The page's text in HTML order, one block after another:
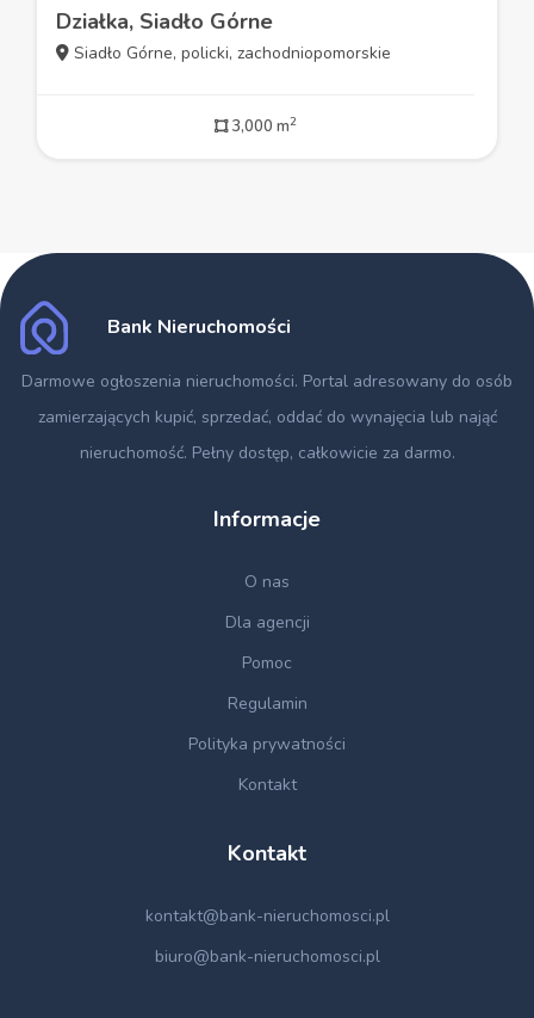
Działka, Siadło Górne
Siadło Górne, policki, zachodniopomorskie
3,000 m2
Bank Nieruchomości
Darmowe ogłoszenia nieruchomości. Portal adresowany do osób
zamierzających kupić, sprzedać, oddać do wynajęcia lub nająć
nieruchomość. Pełny dostęp, całkowicie za darmo.
Informacje
O nas
Dla agencji
Pomoc
Regulamin
Polityka prywatności
Kontakt
Kontakt
kontakt@bank-nieruchomosci.pl
biuro@bank-nieruchomosci.pl